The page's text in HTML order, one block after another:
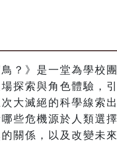
鳥？》是一堂為學校
探索與角色體驗，
大滅絕的科學線索
些危機源於人類選
關係，以及改變未來